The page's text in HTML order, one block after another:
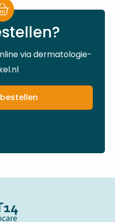
via dermatologie-
bestellen